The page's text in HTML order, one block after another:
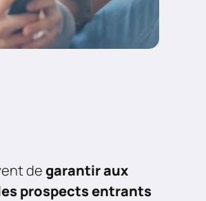
degarantir aux
prospects entrants